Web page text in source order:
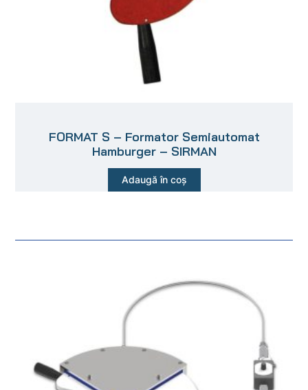
FORMAT S – Formator Semiautomat
Hamburger – SIRMAN
Adaugă în coș